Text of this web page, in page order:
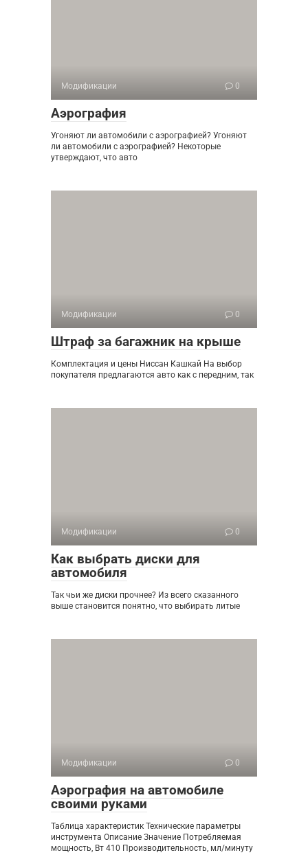
Модификации 0
Аэрография
Угоняют ли автомобили с аэрографией? Угоняют
ли автомобили с аэрографией? Некоторые
утверждают, что авто
Модификации 0
Штраф за багажник на крыше
Комплектация и цены Ниссан Кашкай На выбор
покупателя предлагаются авто как с передним, так
Модификации 0
Как выбрать диски для
автомобиля
Так чьи же диски прочнее? Из всего сказанного
выше становится понятно, что выбирать литые
Модификации 0
Аэрография на автомобиле
своими руками
Таблица характеристик Технические параметры
инструмента Описание Значение Потребляемая
мощность, Вт 410 Производительность, мл/минуту